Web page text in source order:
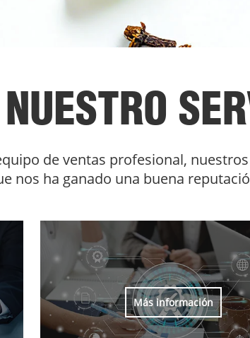
NUESTRO
de ventas profesional,
nos ha ganado una buena
Más información